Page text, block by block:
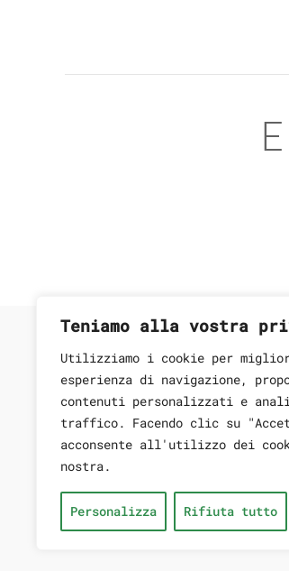
Teniamo alla vostra
Utilizziamo i cookie per
esperienza di navigazione,
contenuti personalizzati e
traffico. Facendo clic su
acconsente all'utilizzo dei
nostra.
Personalizza Rifiuta tutto